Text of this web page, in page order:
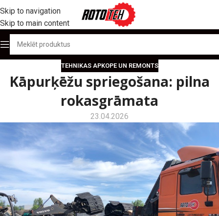
Skip to navigation
Skip to main content
TEHNIKAS APKOPE UN REMONTS
Kāpurķēžu spriegošana: pilna
rokasgrāmata
23.04.2026